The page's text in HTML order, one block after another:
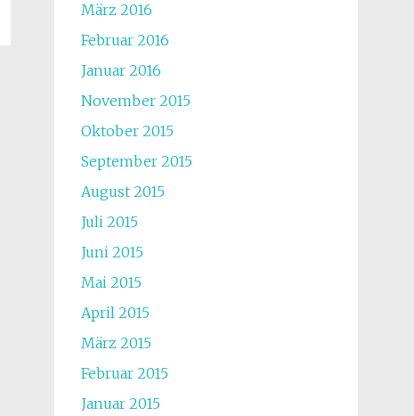
März 2016
Februar 2016
Januar 2016
November 2015
Oktober 2015
September 2015
August 2015
Juli 2015
Juni 2015
Mai 2015
April 2015
März 2015
Februar 2015
Januar 2015